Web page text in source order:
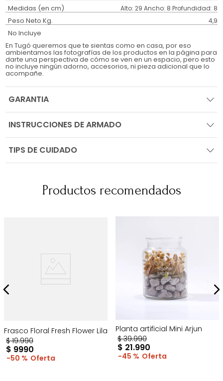
Medidas (en cm) Alto: 29 Ancho: 8 Profundidad: 8
Peso Neto Kg. 4,9
No Incluye
En Tugó queremos que te sientas como en casa, por eso
ambientamos las fotografías de los productos en la página para
darte una perspectiva de cómo se ven en un espacio, pero esto
no incluye ningún adorno, accesorios, ni pieza adicional que lo
acompañe.
GARANTIA
INSTRUCCIONES DE ARMADO
TIPS DE CUIDADO
Productos recomendados
Frasco Floral Fresh Flower Lila
$ 19.990
$ 9990
50 %
Planta artificial Mini Arjun
$ 39.990
$ 21.990
45 %